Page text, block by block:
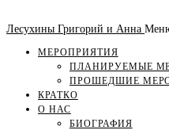
Лесухины Григорий и Анна
МЕРОПРИЯТИЯ
ПЛАНИРУЕМЫЕ
ПРОШЕДШИЕ
КРАТКО
О НАС
БИОГРАФИЯ